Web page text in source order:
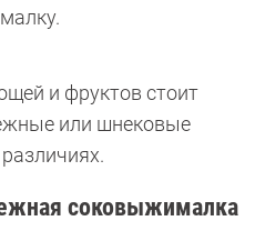
и фруктов стоит
или шнековые
соковыжималка